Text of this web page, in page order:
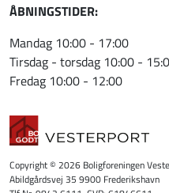
ÅBNINGSTIDER:
Mandag 10:00 - 17:00
Tirsdag - torsdag 10:00 -
Fredag 10:00 - 12:00
Copyright © 2026 Boligforeningen
Abildgårdsvej 35 9900 Frederikshavn